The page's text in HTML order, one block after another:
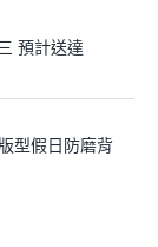
預計送達
型假日防磨背